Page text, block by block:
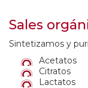
Sales
Sintetizamos y
Acetatos
Citratos
Lactatos